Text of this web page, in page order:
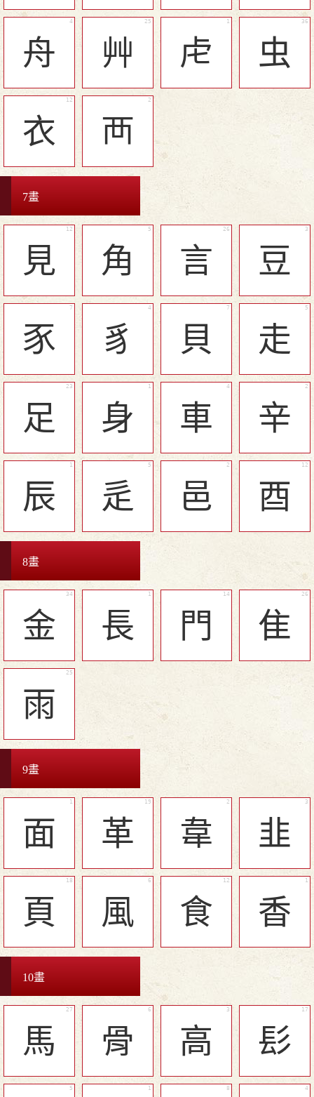
舟 艸 虍 虫
衣 襾
7畫
見 角 言 豆
豕 豸 貝 走
足 身 車 辛
辰 辵 邑 酉
8畫
金 長 門 隹
雨
9畫
面 革 韋 韭
頁 風 食 香
10畫
馬 骨 高 髟